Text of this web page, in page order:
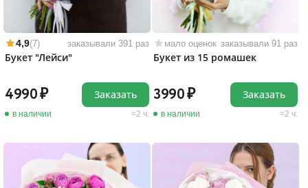
4,9(7) заказывали 391 раз
Букет "Лейси"
4990
в наличии 2 ч.
Заказать
мало оценок заказывали 91 раз
Букет из 15 ромашек
3990
в наличии 2 ч.
Заказать